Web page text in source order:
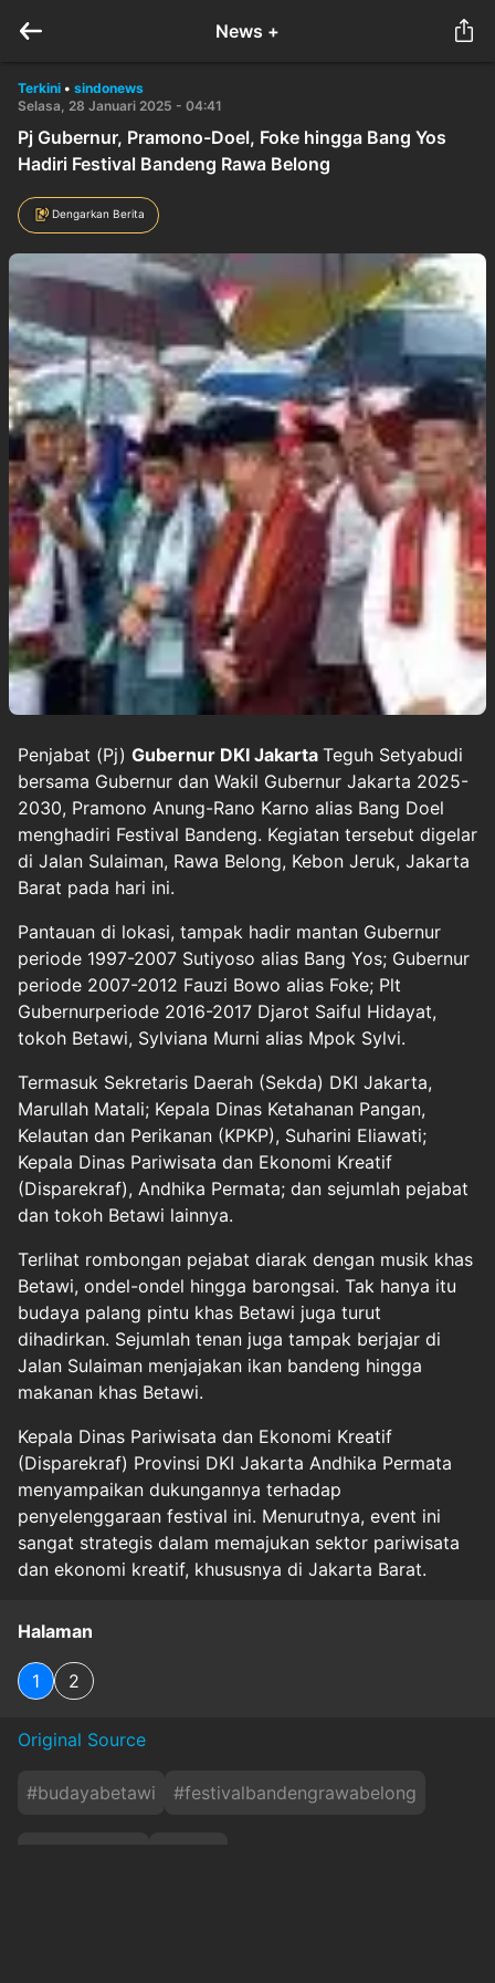
News +
Terkini • sindonews
Selasa, 28 Januari 2025 - 04:41
Pj Gubernur, Pramono-Doel, Foke hingga Bang Yos
Hadiri Festival Bandeng Rawa Belong
Dengarkan Berita
Penjabat (Pj) Gubernur DKI Jakarta Teguh Setyabudi
bersama Gubernur dan Wakil Gubernur Jakarta 2025-
2030, Pramono Anung-Rano Karno alias Bang Doel
menghadiri Festival Bandeng. Kegiatan tersebut digelar
di Jalan Sulaiman, Rawa Belong, Kebon Jeruk, Jakarta
Barat pada hari ini.
Pantauan di lokasi, tampak hadir mantan Gubernur
periode 1997-2007 Sutiyoso alias Bang Yos; Gubernur
periode 2007-2012 Fauzi Bowo alias Foke; Plt
Gubernurperiode 2016-2017 Djarot Saiful Hidayat,
tokoh Betawi, Sylviana Murni alias Mpok Sylvi.
Termasuk Sekretaris Daerah (Sekda) DKI Jakarta,
Marullah Matali; Kepala Dinas Ketahanan Pangan,
Kelautan dan Perikanan (KPKP), Suharini Eliawati;
Kepala Dinas Pariwisata dan Ekonomi Kreatif
(Disparekraf), Andhika Permata; dan sejumlah pejabat
dan tokoh Betawi lainnya.
Terlihat rombongan pejabat diarak dengan musik khas
Betawi, ondel-ondel hingga barongsai. Tak hanya itu
budaya palang pintu khas Betawi juga turut
dihadirkan. Sejumlah tenan juga tampak berjajar di
Jalan Sulaiman menjajakan ikan bandeng hingga
makanan khas Betawi.
Kepala Dinas Pariwisata dan Ekonomi Kreatif
(Disparekraf) Provinsi DKI Jakarta Andhika Permata
menyampaikan dukungannya terhadap
penyelenggaraan festival ini. Menurutnya, event ini
sangat strategis dalam memajukan sektor pariwisata
dan ekonomi kreatif, khususnya di Jakarta Barat.
Halaman
1 2
Original Source
#budayabetawi #festivalbandengrawabelong